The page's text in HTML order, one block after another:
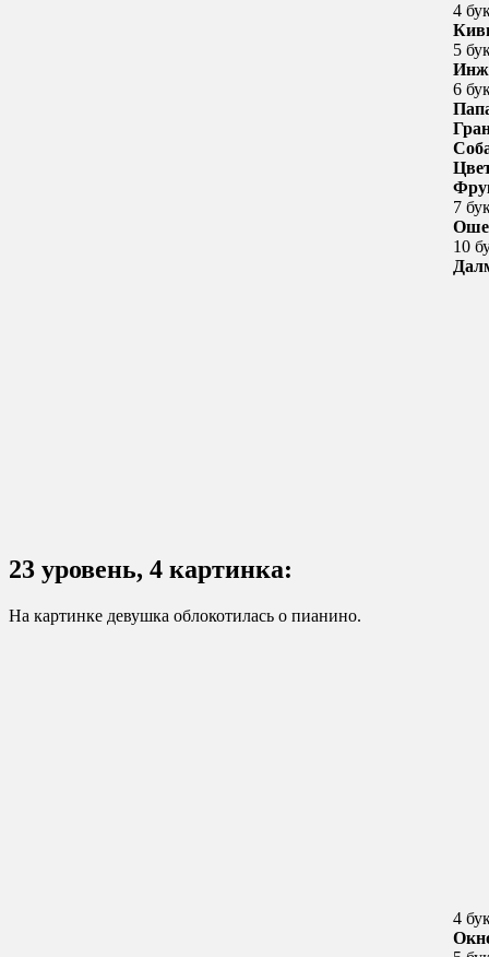
4
5
6
7
10
23 уровень, 4 картинка:
На картинке девушка облокотилась о пианино.
4